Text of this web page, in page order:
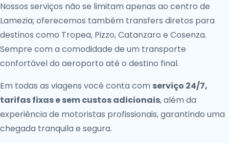
Nossos serviços não se limitam apenas ao centro de
Lamezia; oferecemos também transfers diretos para
destinos como Tropea, Pizzo, Catanzaro e Cosenza.
Sempre com a comodidade de um transporte
confortável do aeroporto até o destino final.
Em todas as viagens você conta com serviço 24/7,
tarifas fixas e sem custos adicionais, além da
experiência de motoristas profissionais, garantindo uma
chegada tranquila e segura.